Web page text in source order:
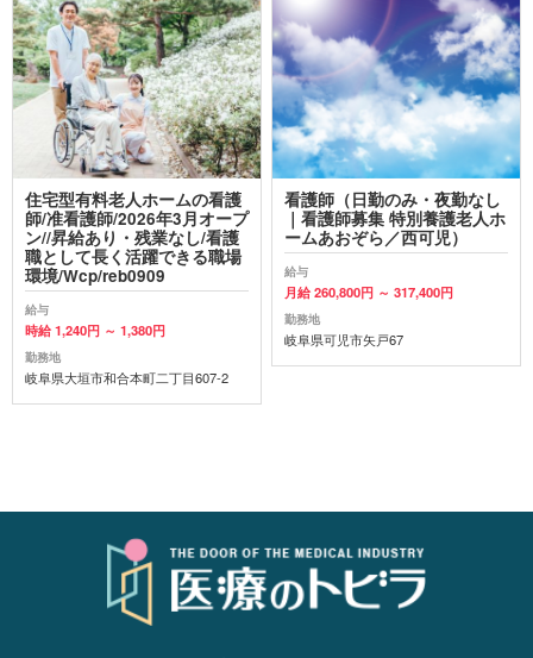
住宅型有料老人ホームの看護
師/准看護師/2026年3月オープ
ン//昇給あり・残業なし/看護
職として長く活躍できる職場
環境/Wcp/reb0909
給与
時給 1,240円 ～ 1,380円
勤務地
岐阜県大垣市和合本町二丁目607-2
看護師（日勤のみ・夜勤なし
｜看護師募集 特別養護老人ホ
ームあおぞら／西可児）
給与
月給 260,800円 ～ 317,400円
勤務地
岐阜県可児市矢戸67